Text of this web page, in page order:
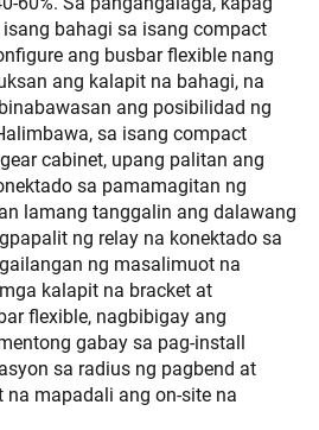
bahagi sa isang compact
ang busbar flexible nang
ang kalapit na bahagi, na
ang posibilidad ng
sa isang compact
cabinet, upang palitan ang
sa pamamagitan ng
lamang tanggalin ang dalawang
ng relay na konektado sa
ng masalimuot na
kalapit na bracket at
flexible, nagbibigay ang
gabay sa pag-install
sa radius ng pagbend at
mapadali ang on-site na